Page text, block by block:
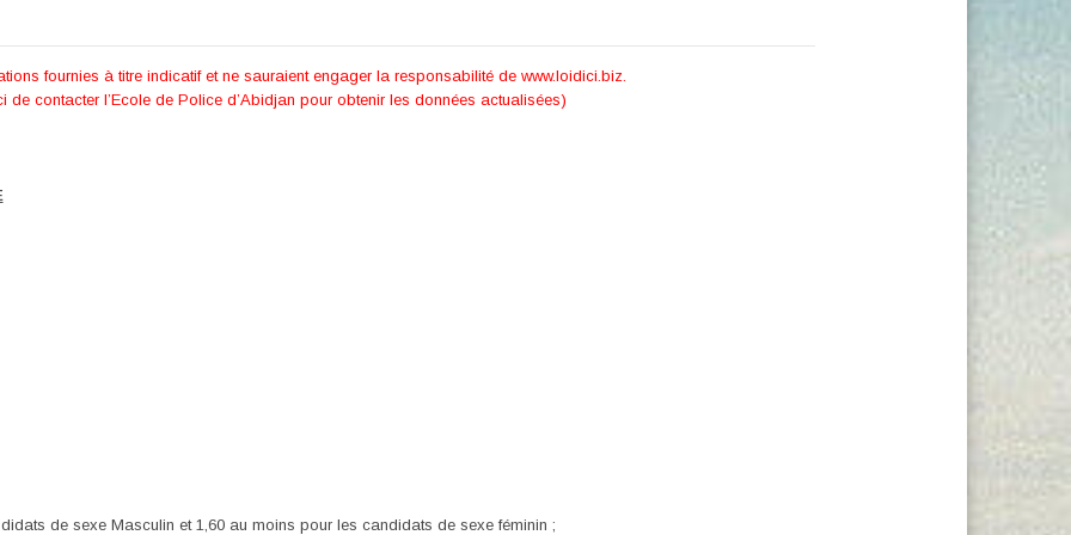
fournies à titre indicatif et ne sauraient engager la responsabilité de www.loidici.biz.
de contacter l’Ecole de Police d’Abidjan pour obtenir les données actualisées)
de sexe Masculin et 1,60 au moins pour les candidats de sexe féminin ;